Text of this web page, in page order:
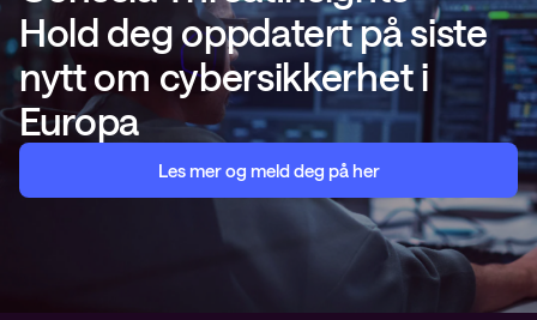
Hold deg oppdatert på siste
nytt om cybersikkerhet i
Europa
Les mer og meld deg på her